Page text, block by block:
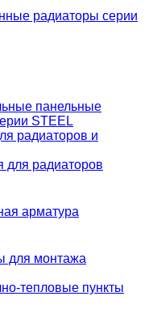
радиаторы серии
панельные
STEEL
радиаторов и
для радиаторов
арматура
для монтажа
тепловые пункты